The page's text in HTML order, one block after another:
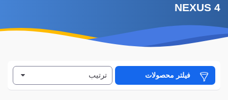
NEXUS 4
فیلتر محصولات ترتیب